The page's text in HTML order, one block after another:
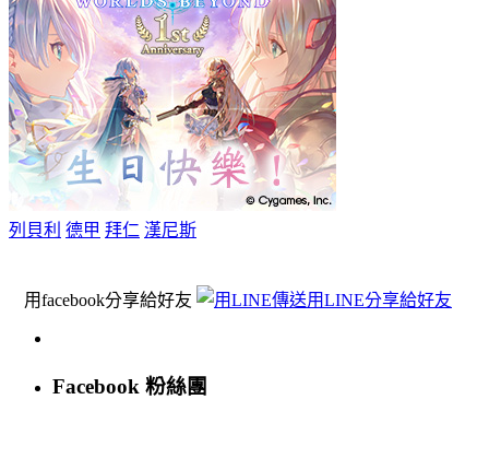
列貝利 德甲 拜仁 漢尼斯
用facebook分享給好友 用LINE分享給好友
Facebook 粉絲團